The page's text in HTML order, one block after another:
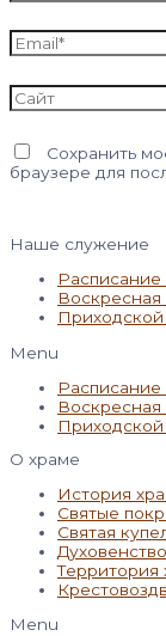
Email*
Сайт
Сохранить
браузере для
Наше служение
Menu
О храме
История
Святые
Святая
Духовенство
Территория
Menu